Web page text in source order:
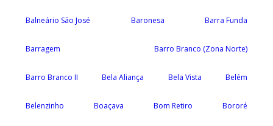
Balneário São José Baronesa Barra Funda
Barragem Barro Branco (Zona Norte)
Barro Branco II Bela Aliança Bela Vista Belém
Belenzinho Boaçava Bom Retiro Bororé